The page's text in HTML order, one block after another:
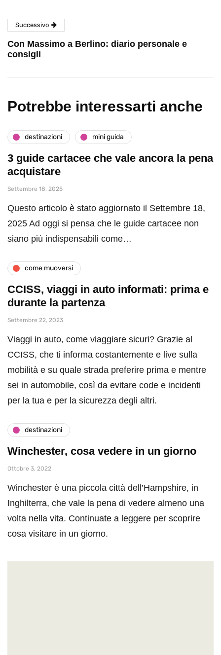
Successivo
Con Massimo a Berlino: diario personale e
consigli
Potrebbe interessarti anche
destinazioni mini guida
3 guide cartacee che vale ancora la pena
acquistare
Settembre 18, 2025
Questo articolo è stato aggiornato il Settembre 18,
2025 Ad oggi si pensa che le guide cartacee non
siano più indispensabili come…
come muoversi
CCISS, viaggi in auto informati: prima e
durante la partenza
Settembre 22, 2023
Viaggi in auto, come viaggiare sicuri? Grazie al
CCISS, che ti informa costantemente e live sulla
mobilità e su quale strada preferire prima e mentre
sei in automobile, così da evitare code e incidenti
per la tua e per la sicurezza degli altri.
destinazioni
Winchester, cosa vedere in un giorno
Ottobre 3, 2022
Winchester è una piccola città dell’Hampshire, in
Inghilterra, che vale la pena di vedere almeno una
volta nella vita. Continuate a leggere per scoprire
cosa visitare in un giorno.